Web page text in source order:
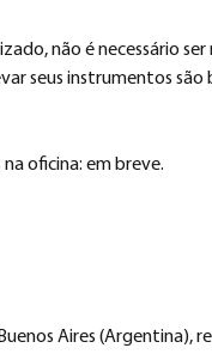
não é necessário
seus instrumentos
oficina: em breve.
Aires (Argentina),